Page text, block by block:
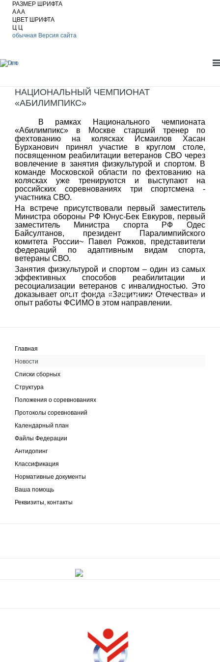
РАЗМЕР ШРИФТА
AAA
ЦВЕТ ШРИФТА
Ц Ц
обычная Версия сайта
НАЦИОНАЛЬНЫЙ ЧЕМПИОНАТ
«АБИЛИМПИКС»
В рамках Национального чемпионата
«Абилимпикс» в Москве старший тренер по
фехтованию на колясках Исмаилов Хасан
Бурханович принял участие в круглом столе,
посвященном реабилитации ветеранов СВО через
вовлечение в занятия физкультурой и спортом. В
команде Московской области по фехтованию на
колясках уже тренируются и выступают на
российских соревнованиях три спортсмена -
участника СВО.
На встрече присутствовали первый заместитель
Министра обороны РФ Юнус-Бек Евкуров, первый
заместитель Министра спорта РФ Одес
Байсултанов, президент Паралимпийского
комитета России~ Павел Рожков, представители
федераций по адаптивным видам спорта,
ветераны СВО.
Занятия физкультурой и спортом – один из самых
эффективных способов реабилитации и
ресоциализации ветеранов с инвалидностью. Это
доказывает опыт фонда «Защитники Отечества» и
опыт работы ФСИМО в этом направлении.
WhatsApp Image 2025 11 05 At 123237
WhatsApp Image 2025 11 05 At 123238
WhatsApp Image 2025 11 05 At 123238 1
WhatsApp Image 2025 11 05 At 123238
WhatsApp Image 2025 11 05 At
WhatsApp Image 2025 11 05
WhatsApp Image 2025
Главная
Новости
Списки сборных
Структура
Положения о соревнованиях
Протоколы соревнований
Календарный план
Файлы Федерации
Антидопинг
Классификация
Нормативные документы
Ваша помощь
Реквизиты, контакты